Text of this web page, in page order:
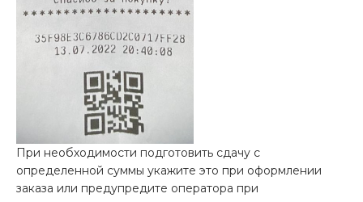
При необходимости подготовить сдачу с
определенной суммы укажите это при оформлении
заказа или предупредите оператора при